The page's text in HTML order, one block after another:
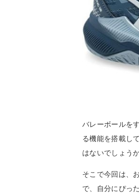
バレーボールを
る機能を搭載し
はないでしょうか
そこで今回は、
で、自分にぴっ